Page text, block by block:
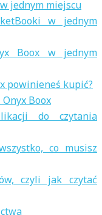
jednym miejscu
w jednym
Boox w jednym
powinieneś kupić?
Boox
do czytania
co musisz
czyli jak czytać